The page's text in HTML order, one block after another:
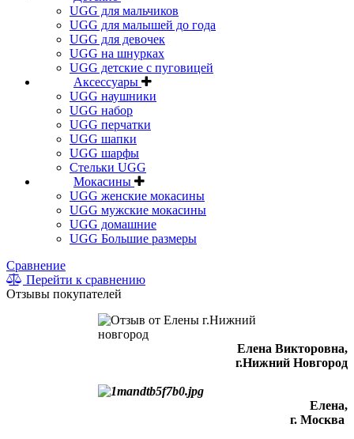
UGG для мальчиков
UGG для малышей до года
UGG для девочек
UGG на шнурках
UGG детские с пуговицей
Аксессуары
UGG наушники
UGG набор
UGG перчатки
UGG шапки
UGG шарфы
Стельки UGG
Мокасины
UGG женские мокасины
UGG мужские мокасины
UGG домашние
UGG Большие размеры
Сравнение
Перейти к сравнению
Отзывы покупателей
Елена Викторовна,
г.Нижний Новгород
Елена,
г. Москва